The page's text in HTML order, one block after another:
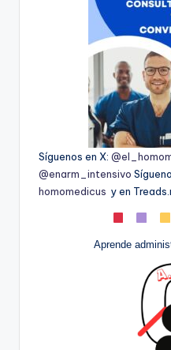
Síguenos en X:
@enarm_intensivo
homomedicus y en
Aprende